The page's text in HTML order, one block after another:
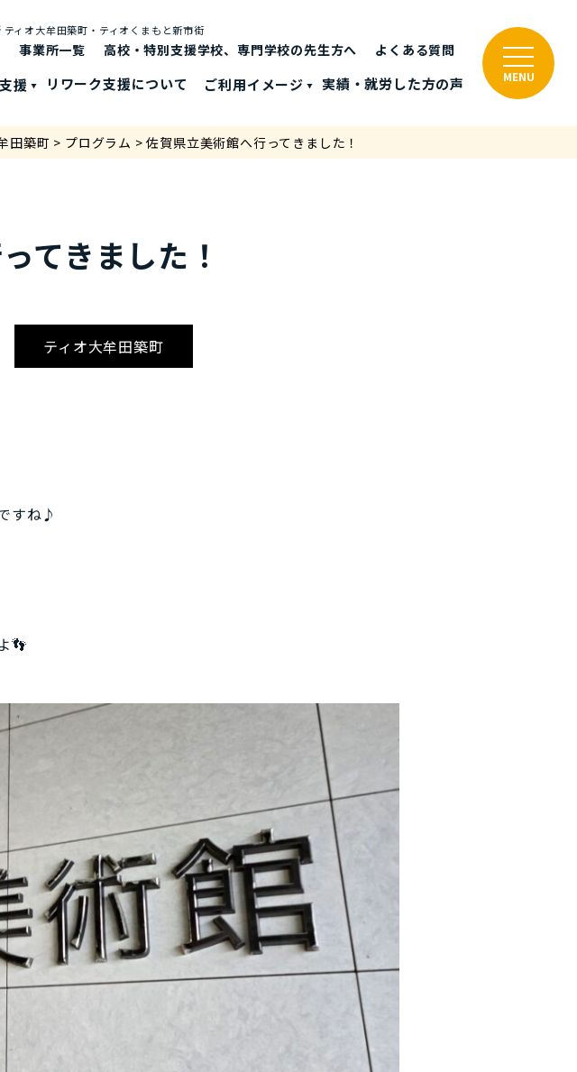
ィオ⼤牟⽥築町・ティオくまもと新市街
事業所一覧 高校・特別支援学校、専門学校の先生方へ よくある質問
援 リワーク支援について ご利⽤イメージ 実績・就労した⽅の声 MENU
田築町 > プログラム >佐賀県立美術館へ行ってきました！
てきました！
ティオ大牟田築町
すね♪
👣